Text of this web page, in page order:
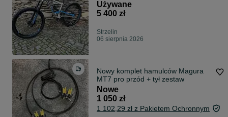
Używane
5 400 zł
Strzelin
06 sierpnia 2026
Nowy komplet hamulców Magura
MT7 pro przód + tył zestaw
Nowe
1 050 zł
1 102,29 zł z Pakietem Ochronnym